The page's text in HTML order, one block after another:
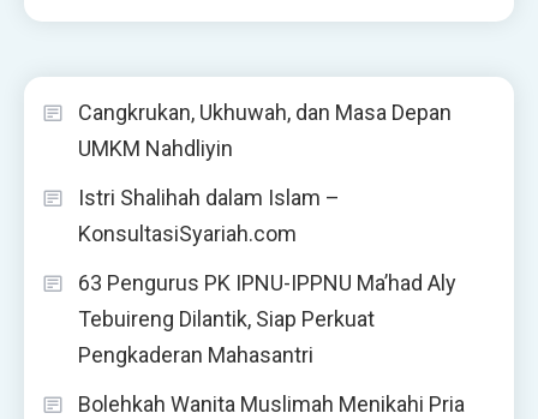
Cangkrukan, Ukhuwah, dan Masa Depan
UMKM Nahdliyin
Istri Shalihah dalam Islam –
KonsultasiSyariah.com
63 Pengurus PK IPNU-IPPNU Ma’had Aly
Tebuireng Dilantik, Siap Perkuat
Pengkaderan Mahasantri
Bolehkah Wanita Muslimah Menikahi Pria